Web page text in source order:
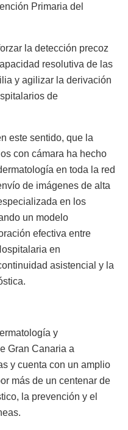
Primaria del
la detección precoz
resolutiva de las
y agilizar la derivación
de
este sentido, que la
con cámara ha hecho
en toda la red
de imágenes de alta
en los
un modelo
efectiva entre
en
asistencial y la
y
Gran Canaria a
y cuenta con un amplio
más de un centenar de
la prevención y el